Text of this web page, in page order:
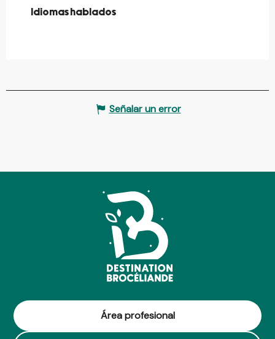
Idiomas hablados
Idiomas hablados
Señalar un error
Área profesional